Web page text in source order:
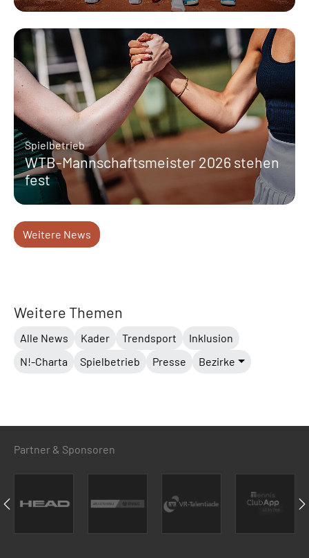
Spielbetrieb
WTB-Mannschaftsmeister 2026 stehen
fest
Weitere News
Weitere Themen
Alle News Kader Trendsport
Inklusion
N!-Charta
Spielbetrieb Presse Bezirke
Partner & Sponsoren